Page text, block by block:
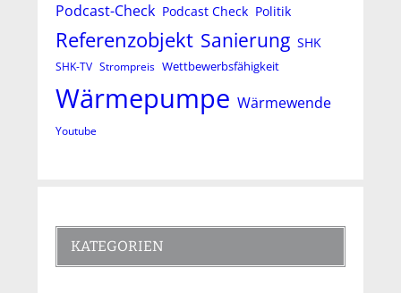
Podcast-Check Podcast Check Politik
Referenzobjekt Sanierung SHK
SHK-TV Strompreis Wettbewerbsfähigkeit
Wärmepumpe Wärmewende
Youtube
KATEGORIEN